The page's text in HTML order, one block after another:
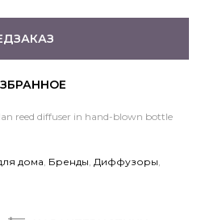
reed diffuser in hand-blown bottle
дома Бренды Диффузоры